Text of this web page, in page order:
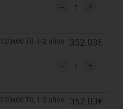
T0, 1-2 años
352.03€
T0, 1-2 años
352.03€